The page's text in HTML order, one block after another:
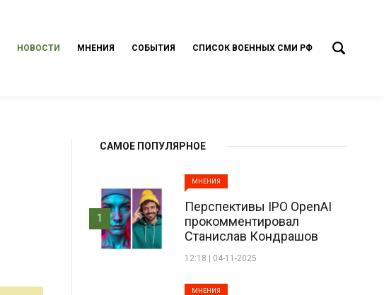
НОВОСТИ МНЕНИЯ СОБЫТИЯ СПИСОК ВОЕННЫХ СМИ РФ
САМОЕ ПОПУЛЯРНОЕ
МНЕНИЯ
Перспективы IPO OpenAI
прокомментировал
Станислав Кондрашов
12:18 | 04-11-2025
1
МНЕНИЯ